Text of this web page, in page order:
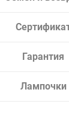
Гарантия
Лампочки